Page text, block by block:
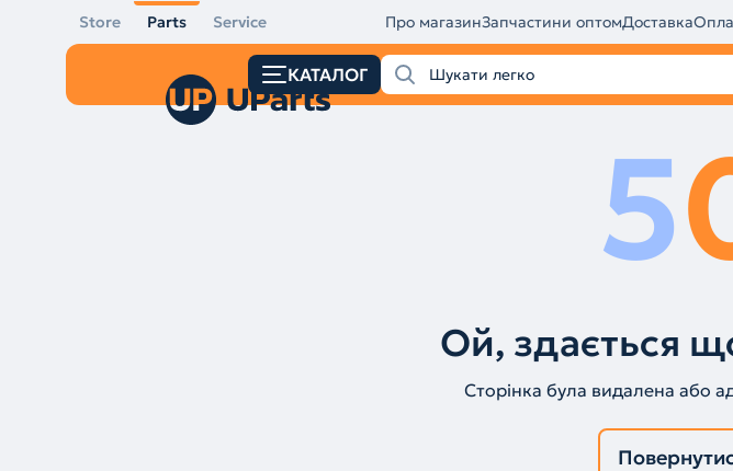
Store Parts Service Про магазинЗапчастини оптомДоставка
КАТАЛОГ
5
Ой, здається
Сторінка була видалена або